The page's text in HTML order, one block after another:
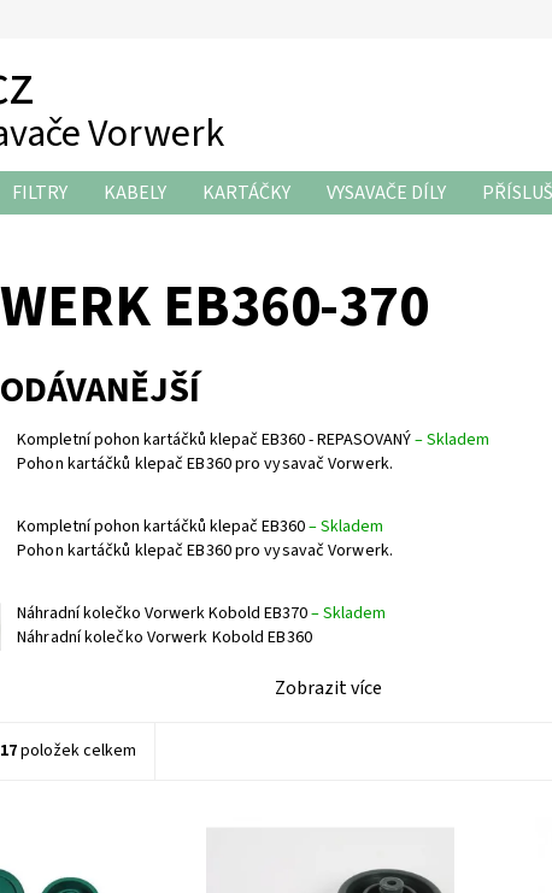
Vorwerk
FILTRY KABELY KARTÁČKY VYSAVAČE DÍLY
EB360-370
Kompletní pohon kartáčků klepač EB360 - REPASOVANÝ–Skladem
Pohon kartáčků klepač EB360 pro vysavač Vorwerk.
Kompletní pohon kartáčků klepač EB360–Skladem
Pohon kartáčků klepač EB360 pro vysavač Vorwerk.
Náhradní kolečko Vorwerk Kobold EB370–Skladem
Náhradní kolečko Vorwerk Kobold EB360
Zobrazit více
17položek celkem